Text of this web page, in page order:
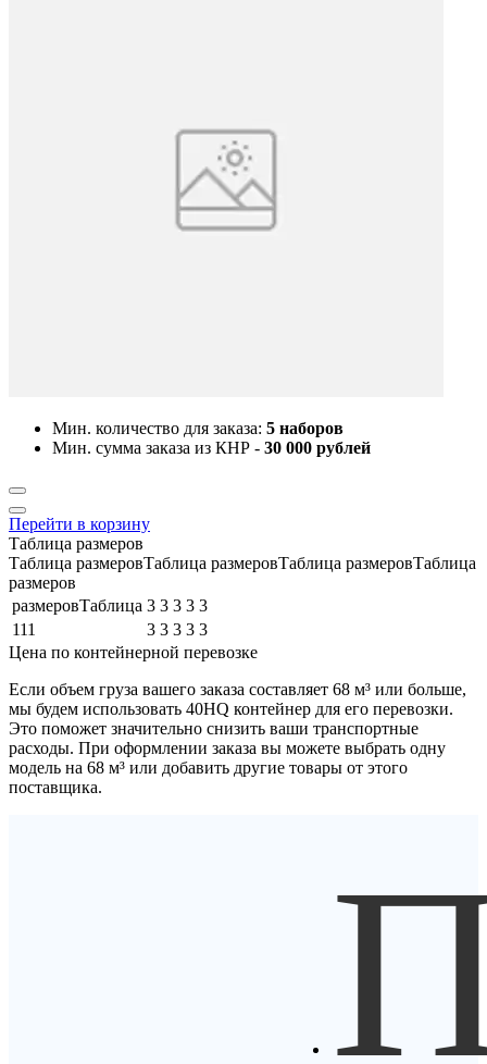
Мин. количество для заказа: 5 наборов
Мин. сумма заказа из КНР - 30 000 рублей
Перейти в корзину
Таблица размеров
Таблица размеровТаблица размеровТаблица размеровТаблица
размеров
размеровТаблица 3 3 3 3 3
111
3 3 3 3 3
Цена по контейнерной перевозке
Если объем груза вашего заказа составляет 68 м³ или больше,
мы будем использовать 40HQ контейнер для его перевозки.
Это поможет значительно снизить ваши транспортные
расходы. При оформлении заказа вы можете выбрать одну
модель на 68 м³ или добавить другие товары от этого
поставщика.